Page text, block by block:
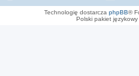
Technologię dostarcza phpBB®
Polski pakiet